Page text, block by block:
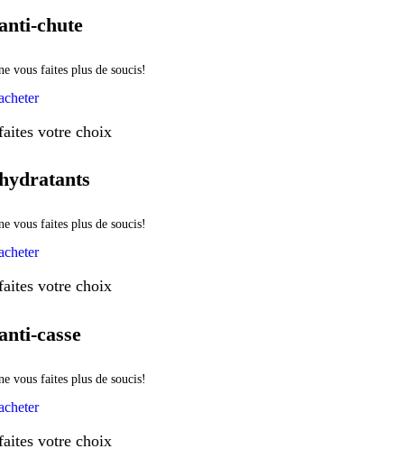
chute
vous faites plus de soucis!
votre choix
vous faites plus de soucis!
votre choix
casse
vous faites plus de soucis!
votre choix